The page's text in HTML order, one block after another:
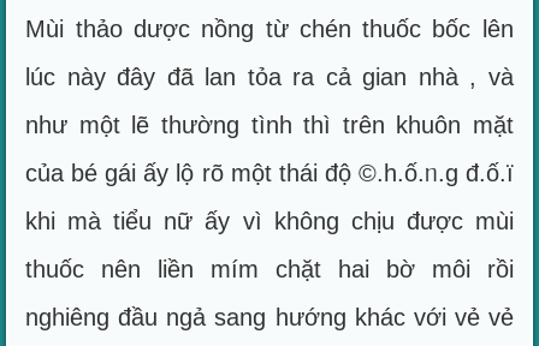
Mùi thảo dược nồng từ chén thuốc bốc lên
lúc này đây đã lan tỏa ra cả gian nhà , và
như một lẽ thường tình thì trên khuôn mặt
của bé gái ấy lộ rõ một thái độ ©.h.ố.ᥒ.g đ.ố.ï
khi mà tiểu nữ ấy vì không chịu được mùi
thuốc nên liền mím chặt hai bờ môi rồi
nghiêng đầu ngả sang hướng khác với vẻ vẻ